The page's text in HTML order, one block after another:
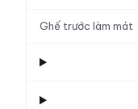
Ghế trước làm mát